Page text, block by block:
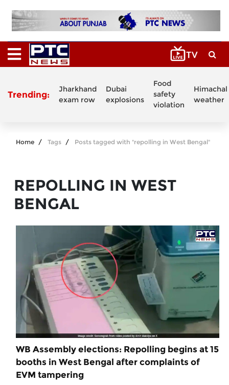
Trending:
Jharkhand
exam row
Dubai
explosions
Food
safety
violation
Himachal
weather
Home Tags Posts tagged with "repolling in West Bengal"
REPOLLING IN WEST
BENGAL
WB Assembly elections: Repolling begins at 15
booths in West Bengal after complaints of
EVM tampering